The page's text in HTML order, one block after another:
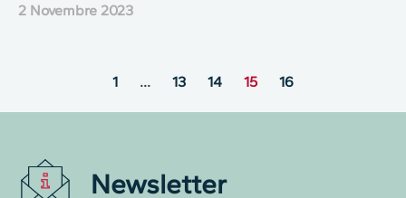
2 Novembre 2023
1 … 13 14 15 16
Newsletter